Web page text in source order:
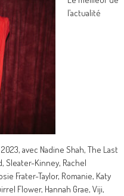
l’actualité
avec Nadine Shah, The Last
Sleater-Kinney, Rachel
Frater-Taylor, Romanie, Katy
Flower, Hannah Grae, Viji,